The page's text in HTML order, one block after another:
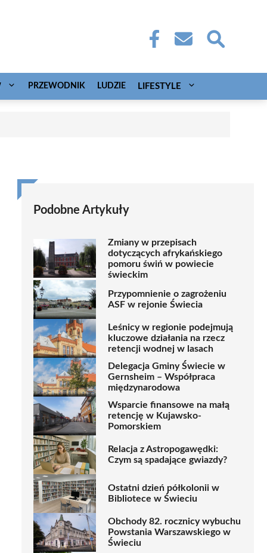
PRZEWODNIK LUDZIE LIFESTYLE
Podobne Artykuły
Zmiany w przepisach
dotyczących afrykańskiego
pomoru świń w powiecie
świeckim
Przypomnienie o zagrożeniu
ASF w rejonie Świecia
Leśnicy w regionie podejmują
kluczowe działania na rzecz
retencji wodnej w lasach
Delegacja Gminy Świecie w
Gernsheim – Współpraca
międzynarodowa
Wsparcie finansowe na małą
retencję w Kujawsko-
Pomorskiem
Relacja z Astropogawędki:
Czym są spadające gwiazdy?
Ostatni dzień półkolonii w
Bibliotece w Świeciu
Obchody 82. rocznicy wybuchu
Powstania Warszawskiego w
Świeciu